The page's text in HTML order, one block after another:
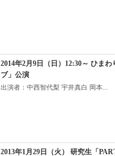
2014年2月9日（日）12:30～ ひま
ブ」公演
出演者：中西智代梨 宇井真白 岡本...
2013年1月29日（火） 研究生「